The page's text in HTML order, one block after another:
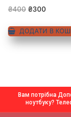
5.00
₴400 ₴300
ДОДАТИ В
Вам потрібна
ноутбуку?